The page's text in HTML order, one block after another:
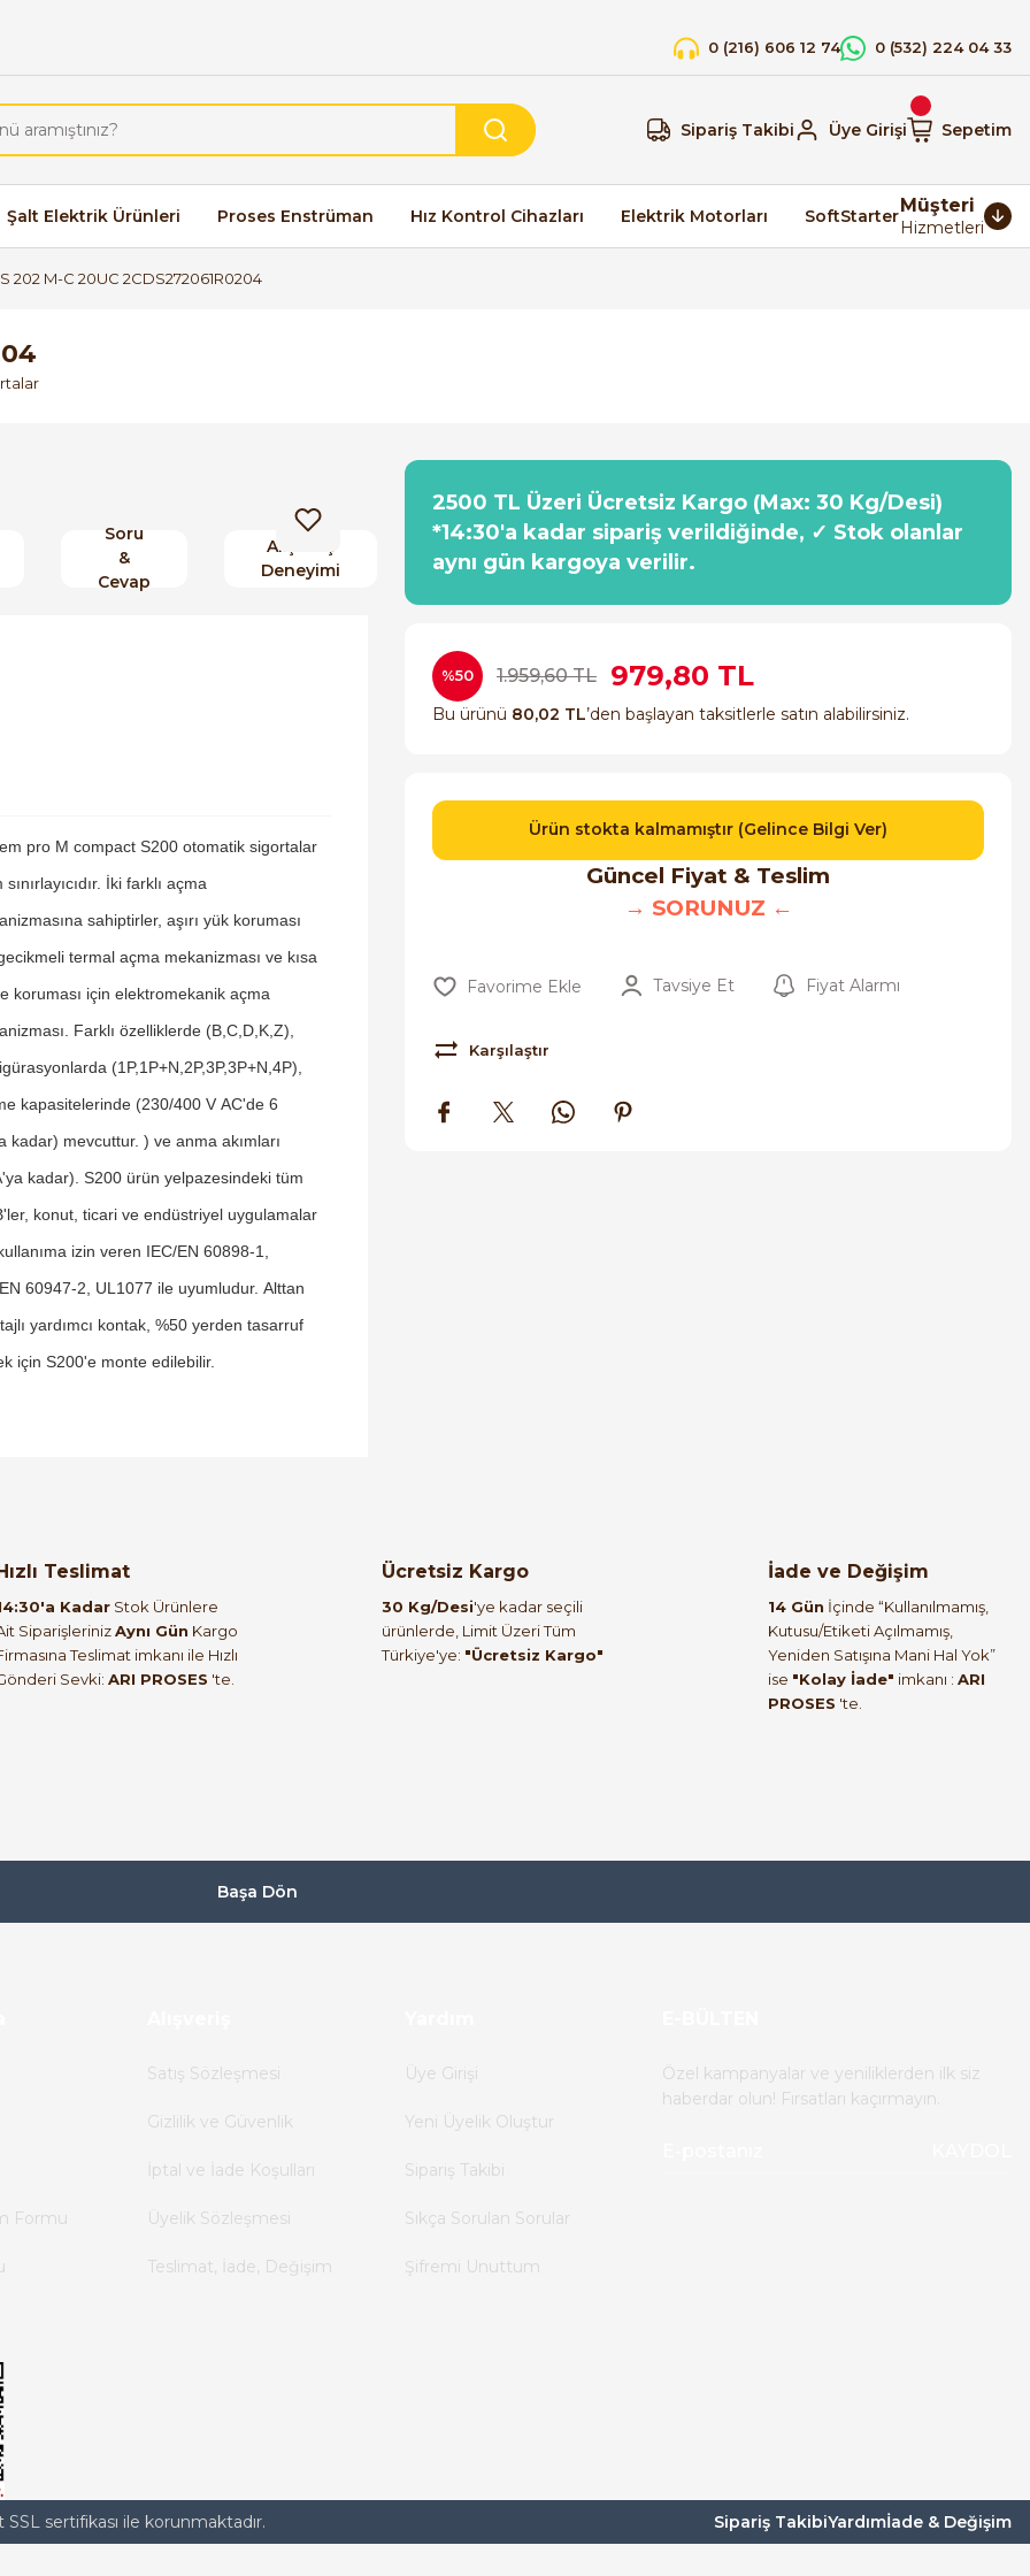
0 (216) 606 12 74 0 (532) 224 04 33
Sipariş Takibi Üye Girişi Sepetim
Şalt Elektrik Ürünleri Proses Enstrüman Hız Kontrol Cihazları Elektrik Motorları SoftStarterMüşteri
Hizmetleri
202 M-C 20UC 2CDS272061R0204
Soru
&
Cevap
Alışveriş
Deneyimi
pro M compact S200 otomatik sigortalar
sınırlayıcıdır. İki farklı açma
sahiptirler, aşırı yük koruması
termal açma mekanizması ve kısa
koruması için elektromekanik açma
Farklı özelliklerde (B,C,D,K,Z),
(1P,1P+N,2P,3P,3P+N,4P),
kapasitelerinde (230/400 V AC'de 6
kadar) mevcuttur. ) ve anma akımları
kadar). S200 ürün yelpazesindeki tüm
konut, ticari ve endüstriyel uygulamalar
izin veren IEC/EN 60898-1,
60947-2, UL1077 ile uyumludur. Alttan
yardımcı kontak, %50 yerden tasarruf
için S200'e monte edilebilir.
2500 TL Üzeri Ücretsiz Kargo (Max: 30 Kg/Desi)
*14:30'a kadar sipariş verildiğinde, ✓ Stok olanlar
aynı gün kargoya verilir.
%50 1.959,60 TL 979,80 TL
Bu ürünü 80,02 TL’den başlayan taksitlerle satın alabilirsiniz.
Ürün stokta kalmamıştır (Gelince Bilgi Ver)
Güncel Fiyat & Teslim
→ SORUNUZ ←
Tavsiye Et Fiyat Alarmı
Karşılaştır
Teslimat
Kadar Stok Ürünlere
SiparişlerinizAynı Gün Kargo
Teslimat imkanı ile Hızlı
Sevki: ARI PROSES 'te.
Ücretsiz Kargo
30 Kg/Desi'ye kadar seçili
ürünlerde, Limit Üzeri Tüm
Türkiye'ye: "Ücretsiz Kargo"
İade ve Değişim
14 Gün İçinde “Kullanılmamış,
Kutusu/Etiketi Açılmamış,
Yeniden Satışına Mani Hal Yok”
ise "Kolay İade" imkanı : ARI
PROSES 'te.
Başa Dön
Formu
Satış Sözleşmesi
Gizlilik ve Güvenlik
İptal ve İade Koşulları
Üyelik Sözleşmesi
Teslimat, İade, Değişim
Üye Girişi
Yeni Üyelik Oluştur
Sipariş Takibi
Sıkça Sorulan Sorular
Şifremi Unuttum
Özel kampanyalar ve yeniliklerden ilk siz
haberdar olun! Fırsatları kaçırmayın.
SSL sertifikası ile korunmaktadır. Sipariş TakibiYardımİade & Değişim